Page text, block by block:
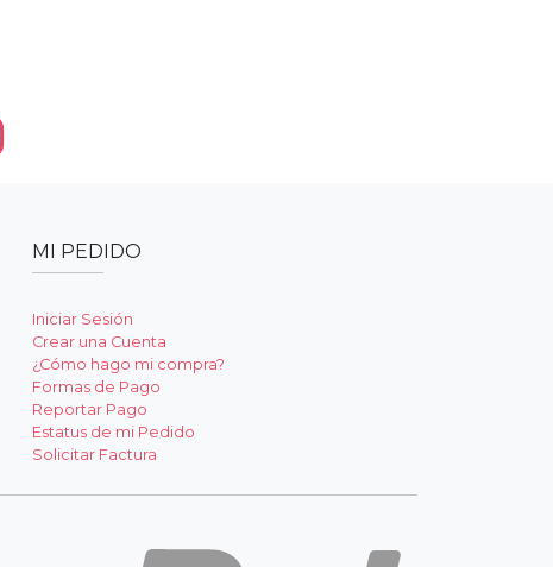
MI PEDIDO
Iniciar Sesión
Crear una Cuenta
¿Cómo hago mi compra?
Formas de Pago
Reportar Pago
Estatus de mi Pedido
Solicitar Factura